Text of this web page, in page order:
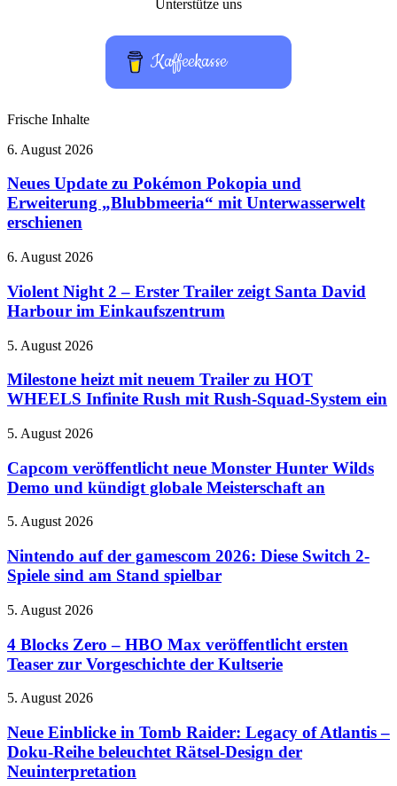
Unterstütze uns
Kaffeekasse
Frische Inhalte
Neues
zu
Pokémon
Pokopia
und
„Blubbmeeria“
Unterwasserwelt
erschienen
6. August 2026
Neues Update zu Pokémon Pokopia und
Erweiterung „Blubbmeeria“ mit Unterwasserwelt
erschienen
Violent
2
–
Erster
zeigt
David
Harbour
Einkaufszentrum
6. August 2026
Violent Night 2 – Erster Trailer zeigt Santa David
Harbour im Einkaufszentrum
Milestone
mit
neuem
Trailer
HOT
Infinite
Rush
Rush-
System
ein
5. August 2026
Milestone heizt mit neuem Trailer zu HOT
WHEELS Infinite Rush mit Rush-Squad-System ein
Capcom
neue
Monster
Hunter
Demo
kündigt
globale
an
5. August 2026
Capcom veröffentlicht neue Monster Hunter Wilds
Demo und kündigt globale Meisterschaft an
Nintendo
der
gamescom
2026:
Switch
Spiele
sind
Stand
5. August 2026
Nintendo auf der gamescom 2026: Diese Switch 2-
Spiele sind am Stand spielbar
4
Zero
–
HBO
veröffentlicht
Teaser
zur
Vorgeschichte
5. August 2026
4 Blocks Zero – HBO Max veröffentlicht ersten
Teaser zur Vorgeschichte der Kultserie
Neue
in
Tomb
Raider:
Legacy
5. August 2026
Neue Einblicke in Tomb Raider: Legacy of Atlantis –
Doku-Reihe beleuchtet Rätsel-Design der
Neuinterpretation